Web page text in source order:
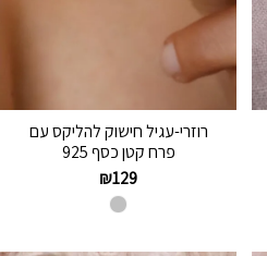
רוזרי-עגיל חישוק להליקס עם
פרח קטן כסף 925
₪129